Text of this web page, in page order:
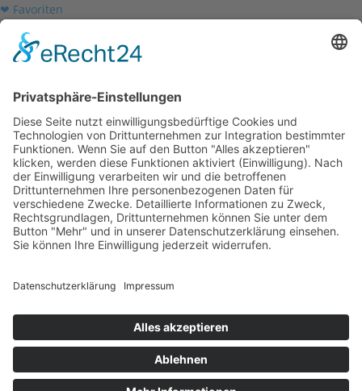
❤ Favoriten
Mein Konto
Betriebsferien
Wir befinden uns vom
19.12.2025 bis einschließlich 07.01.2026
in unseren Betriebsferien.
In dieser Zeit werden Anfragen
weiterhin bearbeitet, allerdings
kann es zu Verzögerungen bei der